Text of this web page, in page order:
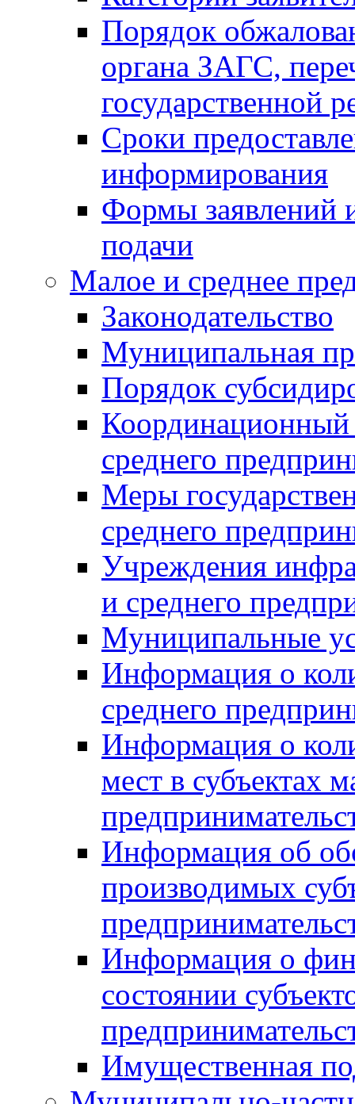
Порядок
органа ЗАГС,
государственной
Сроки
информирования
Формы заявлений
подачи
Малое и среднее
Законодательство
Муниципальная
Порядок
Координационный
среднего
Меры
среднего
Учреждения
и среднего
Муниципальные
Информация о
среднего
Информация о
мест в субъектах
Информация об
производимых
Информация о
состоянии
Имущественная